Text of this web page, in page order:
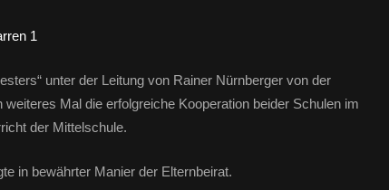
unter der Leitung von Rainer Nürnberger von der
Mal die erfolgreiche Kooperation beider Schulen im
der Mittelschule.
in bewährter Manier der Elternbeirat.